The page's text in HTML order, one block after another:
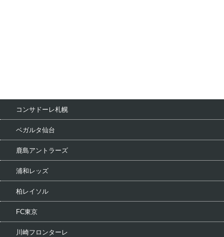
コンサドーレ札幌
ベガルタ仙台
鹿島アントラーズ
浦和レッズ
柏レイソル
FC東京
川崎フロンターレ